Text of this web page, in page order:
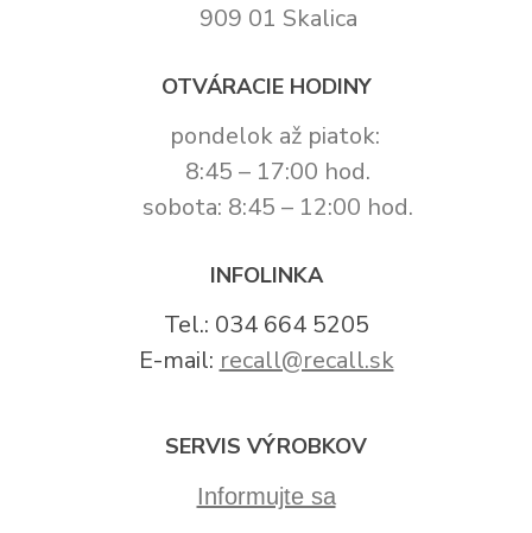
909 01 Skalica
OTVÁRACIE HODINY
pondelok až piatok:
8:45 – 17:00 hod.
sobota: 8:45 – 12:00 hod.
INFOLINKA
Tel.: 034 664 5205
E-mail: recall@recall.sk
SERVIS VÝROBKOV
Informujte sa